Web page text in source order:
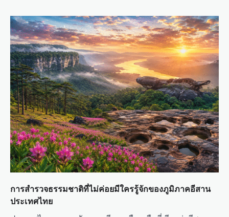
การสำรวจธรรมชาติที่ไม่ค่อยมีใครรู้จักของภูมิภาคอีสาน
ประเทศไทย